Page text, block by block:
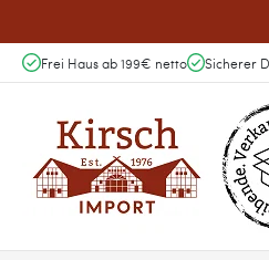
Frei Haus ab 199€ netto Sicherer